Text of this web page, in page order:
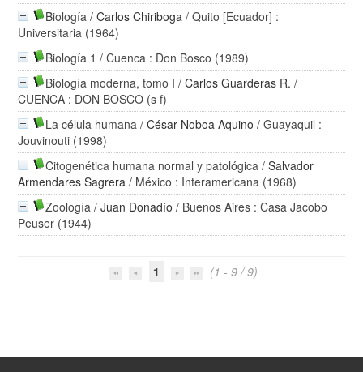
Biología /Carlos Chiriboga / Quito [Ecuador] :
Universitaria (1964)
Biología 1 / Cuenca : Don Bosco (1989)
Biología moderna, tomo I /Carlos Guarderas R. /
CUENCA : DON BOSCO (s f)
La célula humana /César Noboa Aquino / Guayaquil :
Jouvinouti (1998)
Citogenética humana normal y patológica /Salvador
Armendares Sagrera / México : Interamericana (1968)
Zoología /Juan Donadío / Buenos Aires : Casa Jacobo
Peuser (1944)
1 (1 - 9 / 9)